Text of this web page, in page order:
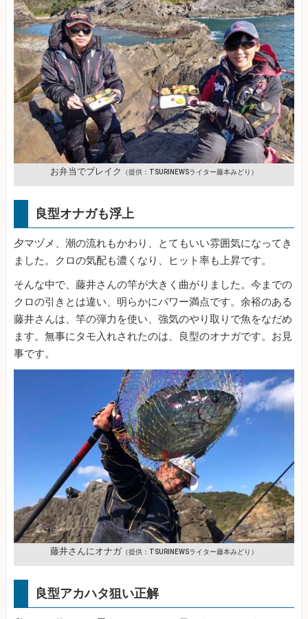
お弁当でブレイク （提供：TSURINEWSライター藤本みどり）
良型オナガも浮上
夕マヅメ、潮の流れもかわり、とてもいい雰囲気になってき
ました。クロの気配も濃くなり、ヒット率も上昇です。
そんな中で、藤井さんの竿が大きく曲がりました。今までの
クロの引きとは違い、明らかにパワー満点です。余裕のある
藤井さんは、竿の弾力を使い、強気のやり取りで魚をなだめ
ます。無事にタモ入れされたのは、良型のオナガです。お見
事です。
藤井さんにオナガ （提供：TSURINEWSライター藤本みどり）
良型アカハタ狙い正解